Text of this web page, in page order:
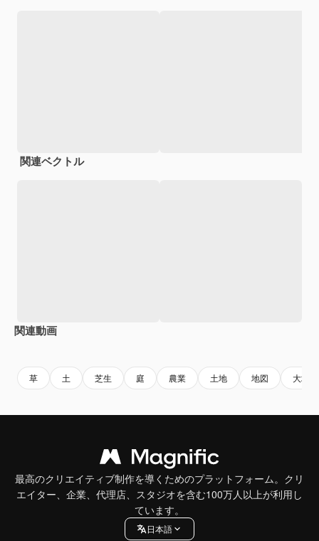
関連ベクトル
関連動画
草 土 芝生 庭 農業 土地 地図 大地
最高のクリエイティブ制作を導くためのプラットフォーム。クリ
エイター、企業、代理店、スタジオを含む100万人以上が利用し
ています。
日本語